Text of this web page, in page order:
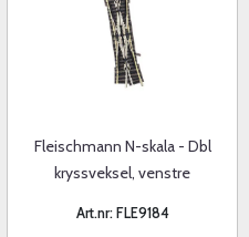
Fleischmann N-skala - Dbl
kryssveksel, venstre
Art.nr: FLE9184